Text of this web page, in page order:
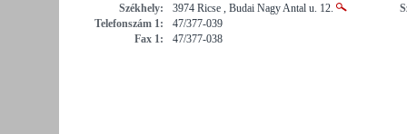
Székhely:
3974 Ricse , Budai Nagy Antal u. 12.
Telefonszám 1:
47/377-039
Fax 1:
47/377-038